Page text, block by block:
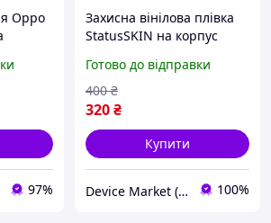
Oppo
4 лайт
97%
Захисна вінілова плівка
StatusSKIN на корпус
мокрий асфальт)
Готово до відправки
320₴
400 ₴
Купити
Device Market (DM) 100%